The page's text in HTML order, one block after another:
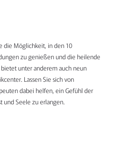
die Möglichkeit, in den 10
zu genießen und die heilende
bietet unter anderem auch neun
Lassen Sie sich von
dabei helfen, ein Gefühl der
und Seele zu erlangen.